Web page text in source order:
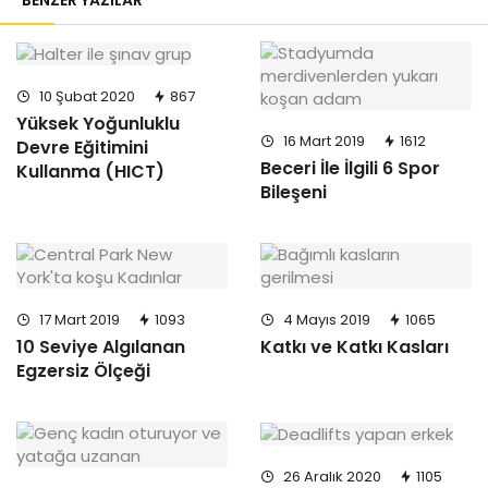
10 Şubat 2020 867
Yüksek Yoğunluklu
Devre Eğitimini
Kullanma (HICT)
16 Mart 2019 1612
Beceri İle İlgili 6 Spor
Bileşeni
17 Mart 2019 1093
10 Seviye Algılanan
Egzersiz Ölçeği
4 Mayıs 2019 1065
Katkı ve Katkı Kasları
26 Aralık 2020 1105